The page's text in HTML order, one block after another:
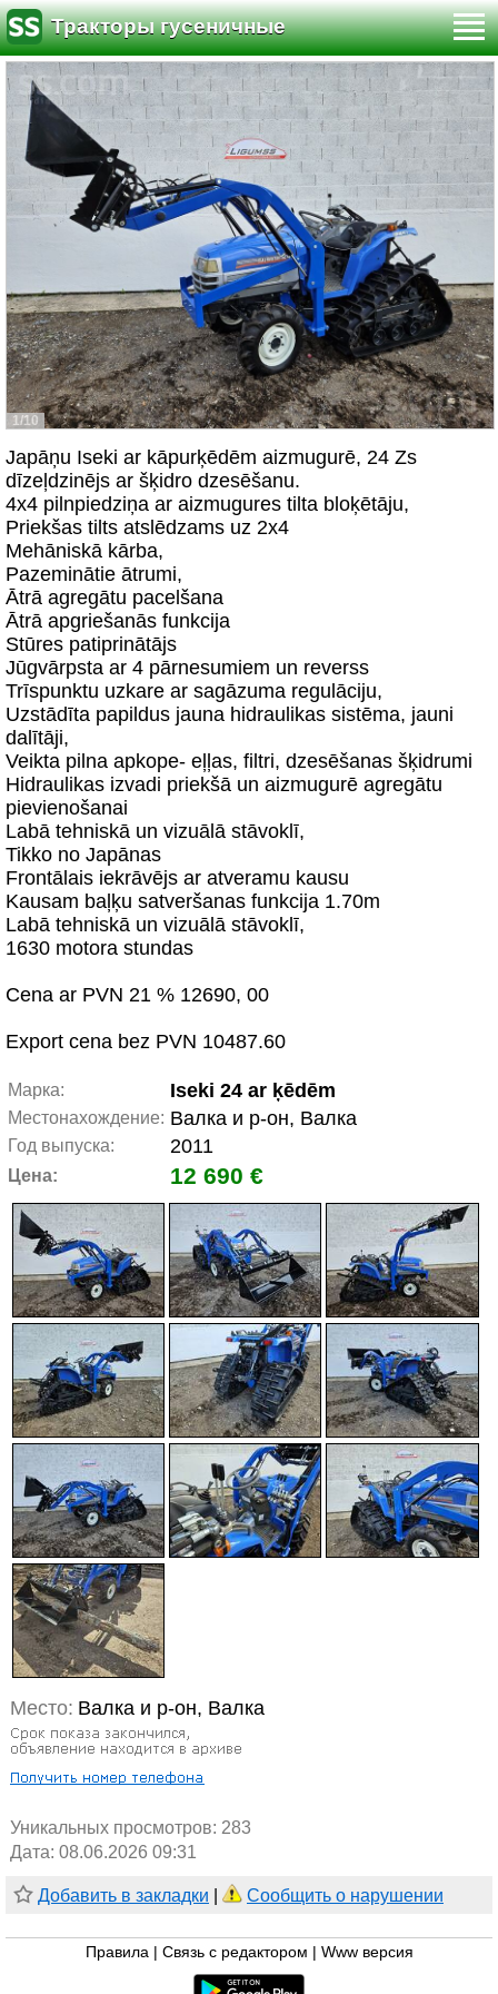
Тракторы гусеничные
1/10
Japāņu Iseki ar kāpurķēdēm aizmugurē, 24 Zs
dīzeļdzinējs ar šķidro dzesēšanu.
4x4 pilnpiedziņa ar aizmugures tilta bloķētāju,
Priekšas tilts atslēdzams uz 2x4
Mehāniskā kārba,
Pazeminātie ātrumi,
Ātrā agregātu pacelšana
Ātrā apgriešanās funkcija
Stūres patiprinātājs
Jūgvārpsta ar 4 pārnesumiem un reverss
Trīspunktu uzkare ar sagāzuma regulāciju,
Uzstādīta papildus jauna hidraulikas sistēma, jauni
dalītāji,
Veikta pilna apkope- eļļas, filtri, dzesēšanas šķidrumi
Hidraulikas izvadi priekšā un aizmugurē agregātu
pievienošanai
Labā tehniskā un vizuālā stāvoklī,
Tikko no Japānas
Frontālais iekrāvējs ar atveramu kausu
Kausam baļķu satveršanas funkcija 1.70m
Labā tehniskā un vizuālā stāvoklī,
1630 motora stundas
Cena ar PVN 21 % 12690, 00
Export cena bez PVN 10487.60
Марка: Iseki 24 ar ķēdēm
Местонахождение: Валка и р-он, Валка
Год выпуска: 2011
Цена: 12 690 €
Место: Валка и р-он, Валка
Уникальных просмотров: 283
Дата: 08.06.2026 09:31
Добавить в закладки Сообщить о нарушении
Правила Связь с редактором Www версия